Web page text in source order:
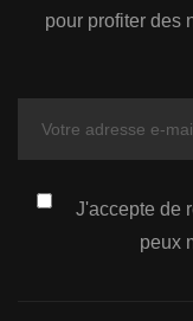
pour profiter des
J'accepte de
peux